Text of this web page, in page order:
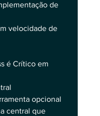
de
velocidade de
é Crítico em
opcional
central que